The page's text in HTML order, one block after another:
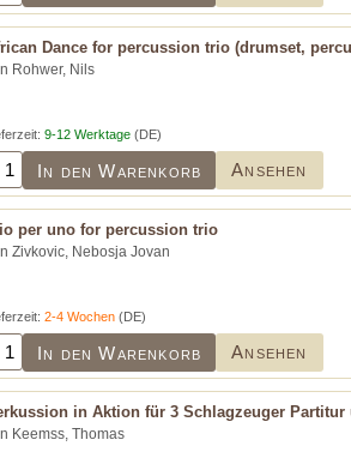
Dance for percussion trio (drumset,
Rohwer, Nils
9-12 Werktage (DE)
In den Warenkorb Ansehen
per uno for percussion trio
Zivkovic, Nebosja Jovan
2-4 Wochen (DE)
In den Warenkorb Ansehen
in Aktion für 3 Schlagzeuger
Keemss, Thomas